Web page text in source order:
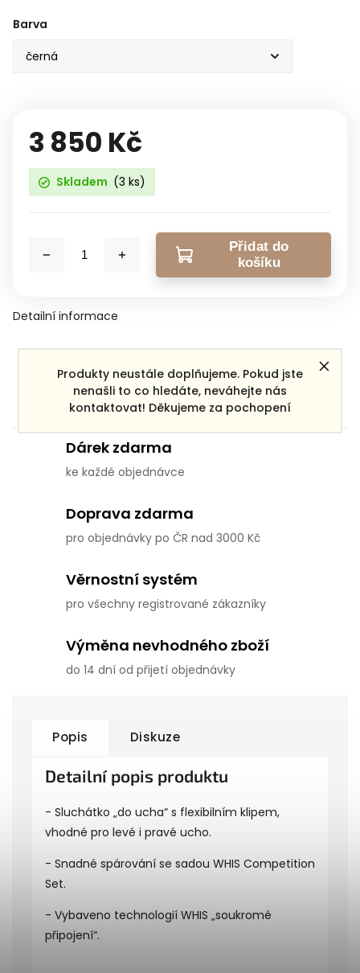
Produkty neustále doplňujeme. Pokud jste
nenašli to co hledáte, neváhejte nás
kontaktovat! Děkujeme za pochopení
Barva
3 850 Kč
Skladem (3 ks)
Přidat do
košíku
Detailní informace
Zeptat se Sdílet
Dárek zdarma
ke každé objednávce
Doprava zdarma
pro objednávky po ČR nad 3000 Kč
Věrnostní systém
pro všechny registrované zákazníky
Výměna nevhodného zboží
do 14 dní od přijetí objednávky
Popis Diskuze
Detailní popis produktu
- Sluchátko „do ucha“ s flexibilním klipem,
vhodné pro levé i pravé ucho.
- Snadné spárování se sadou WHIS Competition
Set.
- Vybaveno technologií WHIS „soukromé
připojení“.